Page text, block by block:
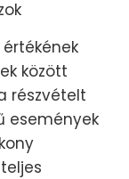
között
részvételt
események